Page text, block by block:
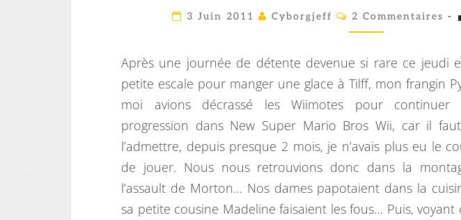
E
S
I
3 Juin 2011 Cyborgjeff
C
M
E
N
T
A
E
2 Commentaires -
Après une journée de détente devenue si rare ce jeudi
petite escale pour manger une glace à Tilff, mon frangin
moi avions décrassé les Wiimotes pour continuer
progression dans New Super Mario Bros Wii, car il
l’admettre, depuis presque 2 mois, je n’avais plus eu le
de jouer. Nous nous retrouvions donc dans la
l’assault de Morton… Nos dames papotaient dans la
sa petite cousine Madeline faisaient les fous… Puis, voyant